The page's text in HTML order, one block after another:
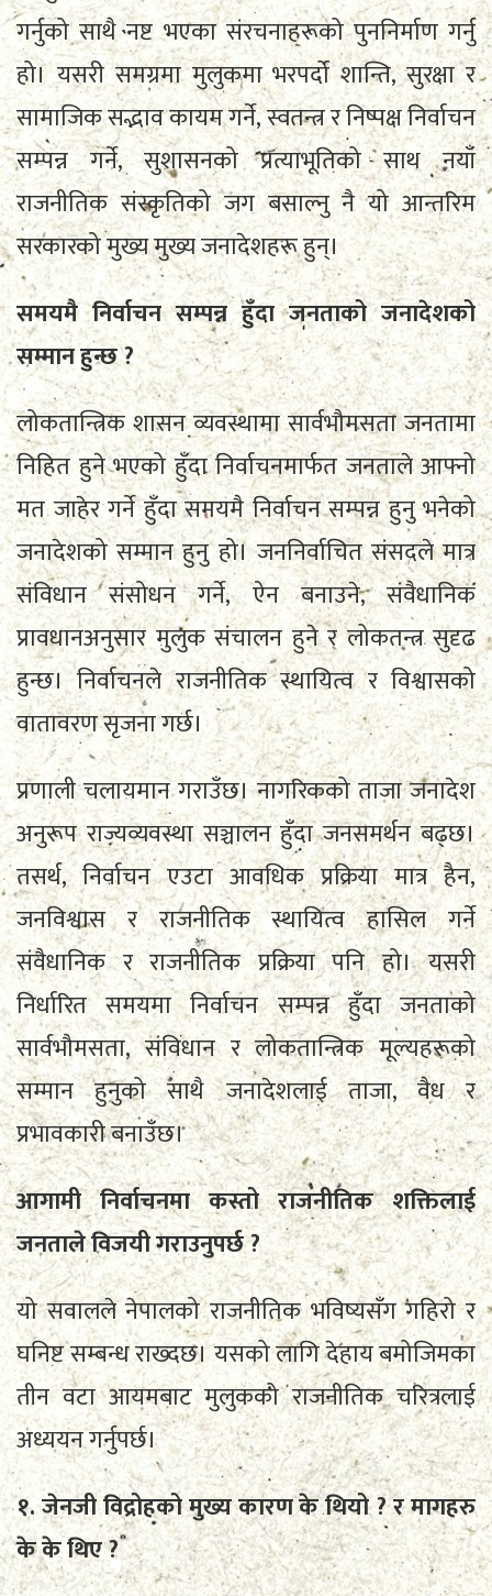
गर्नुको साथै नष्ट भएका संरचनाहरूको पुननिर्माण गर्नु
हो। यसरी समग्रमा मुलुकमा भरपर्दो शान्ति, सुरक्षा र
सामाजिक सद्भाव कायम गर्ने, स्वतन्त्र र निष्पक्ष निर्वाचन
सम्पन्न गर्ने, सुशासनको प्रत्याभूतिको साथ नयाँ
राजनीतिक संस्कृतिको जग बसाल्नु नै यो आन्तरिम
सरकारको मुख्य मुख्य जनादेशहरू हुन्।
समयमै निर्वाचन सम्पन्न हुँदा जनताको जनादेशको
सम्मान हुन्छ ?
लोकतान्त्रिक शासन व्यवस्थामा सार्वभौमसता जनतामा
निहित हुने भएको हुँदा निर्वाचनमार्फत जनताले आफ्नो
मत जाहेर गर्ने हुँदा समयमै निर्वाचन सम्पन्न हुनु भनेको
जनादेशको सम्मान हुनु हो। जननिर्वाचित संसदले मात्र
संविधान संसोधन गर्ने, ऐन बनाउने, संवैधानिक
प्रावधानअनुसार मुलुक संचालन हुने र लोकतन्त्र सुदृढ
हुन्छ। निर्वाचनले राजनीतिक स्थायित्व र विश्वासको
वातावरण सृजना गर्छ।
प्रणाली चलायमान गराउँछ। नागरिकको ताजा जनादेश
अनुरूप राज्यव्यवस्था सञ्चालन हुँदा जनसमर्थन बढ्छ।
तसर्थ, निर्वाचन एउटा आवधिक प्रक्रिया मात्र हैन,
जनविश्वास र राजनीतिक स्थायित्व हासिल गर्ने
संवैधानिक र राजनीतिक प्रक्रिया पनि हो। यसरी
निर्धारित समयमा निर्वाचन सम्पन्न हुँदा जनताको
सार्वभौमसता, संविधान र लोकतान्त्रिक मूल्यहरूको
सम्मान हुनुको साथै जनादेशलाई ताजा, वैध र
प्रभावकारी बनाउँछ।
आगामी निर्वाचनमा कस्तो राजनीतिक शक्तिलाई
जनताले विजयी गराउनुपर्छ ?
यो सवालले नेपालको राजनीतिक भविष्यसँग गहिरो र
घनिष्ट सम्बन्ध राख्दछ। यसको लागि देहाय बमोजिमका
तीन वटा आयमबाट मुलुकको राजनीतिक चरित्रलाई
अध्ययन गर्नुपर्छ।
१. जेनजी विद्रोहको मुख्य कारण के थियो ? र मागहरु
के के थिए ?